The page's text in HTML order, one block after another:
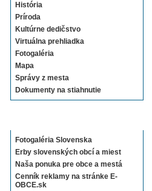
História
Príroda
Kultúrne dedičstvo
Virtuálna prehliadka
Fotogaléria
Mapa
Správy z mesta
Dokumenty na stiahnutie
Fotogaléria Slovenska
Erby slovenských obcí a miest
Naša ponuka pre obce a mestá
Cenník reklamy na stránke E-
OBCE.sk